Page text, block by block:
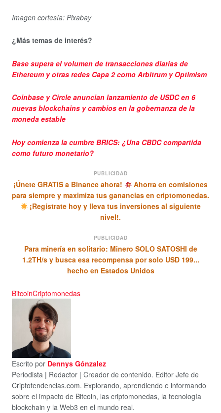
Imagen cortesía: Pixabay
¿Más temas de interés?
Base supera el volumen de transacciones diarias de
Ethereum y otras redes Capa 2 como Arbitrum y Optimism
Coinbase y Circle anuncian lanzamiento de USDC en 6
nuevas blockchains y cambios en la gobernanza de la
moneda estable
Hoy comienza la cumbre BRICS: ¿Una CBDC compartida
como futuro monetario?
PUBLICIDAD
¡Únete GRATIS a Binance ahora!
Ahorra en comisiones
para siempre y maximiza tus ganancias en criptomonedas.
¡Regístrate hoy y lleva tus inversiones al siguiente
nivel!.
PUBLICIDAD
Para minería en solitario: Minero SOLO SATOSHI de
1.2TH/s y busca esa recompensa por solo USD 199...
hecho en Estados Unidos
BitcoinCriptomonedas
Escrito por Dennys Gónzalez
Periodista | Redactor | Creador de contenido. Editor Jefe de
Criptotendencias.com. Explorando, aprendiendo e informando
sobre el impacto de Bitcoin, las criptomonedas, la tecnología
blockchain y la Web3 en el mundo real.